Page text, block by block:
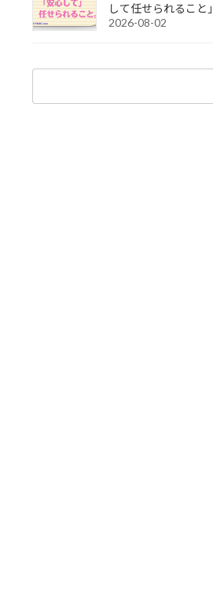
して任せられること」
2026-08-02